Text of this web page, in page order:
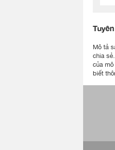
Mô tả
chia
của
biết